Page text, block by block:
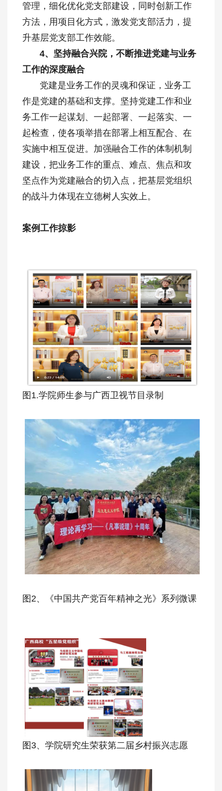
管理，细化优化党支部建设，同时创新工作
方法，用项目化方式，激发党支部活力，提
升基层党支部工作效能。
4、坚持融合兴院，不断推进党建与业务
工作的深度融合
党建是业务工作的灵魂和保证，业务工
作是党建的基础和支撑。坚持党建工作和业
务工作一起谋划、一起部署、一起落实、一
起检查，使各项举措在部署上相互配合、在
实施中相互促进。加强融合工作的体制机制
建设，把业务工作的重点、难点、焦点和攻
坚点作为党建融合的切入点，把基层党组织
的战斗力体现在立德树人实效上。
案例工作掠影
图1.学院师生参与广西卫视节目录制
图2、《中国共产党百年精神之光》系列微课
图3、学院研究生荣获第二届乡村振兴志愿